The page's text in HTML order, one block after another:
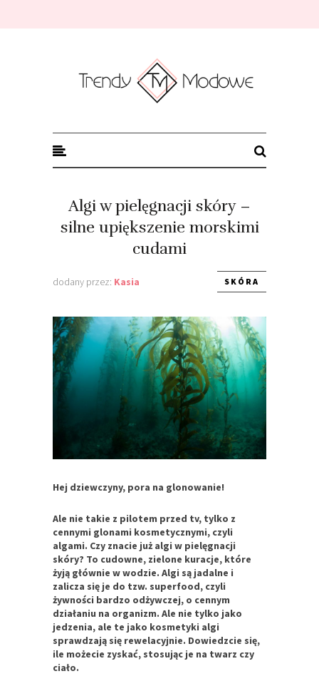
Algi w pielęgnacji skóry –
silne upiększenie morskimi
cudami
dodany przez: Kasia SKÓRA
Hej dziewczyny, pora na glonowanie!
Ale nie takie z pilotem przed tv, tylko z
cennymi glonami kosmetycznymi, czyli
algami. Czy znacie już algi w pielęgnacji
skóry? To cudowne, zielone kuracje, które
żyją głównie w wodzie. Algi są jadalne i
zalicza się je do tzw. superfood, czyli
żywności bardzo odżywczej, o cennym
działaniu na organizm. Ale nie tylko jako
jedzenia, ale te jako kosmetyki algi
sprawdzają się rewelacyjnie. Dowiedzcie się,
ile możecie zyskać, stosując je na twarz czy
ciało.